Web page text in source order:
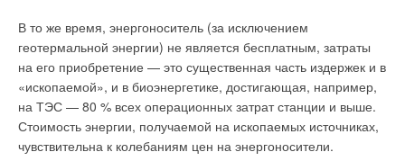
В то же время, энергоноситель (за исключением
геотермальной энергии) не является бесплатным, затраты
на его приобретение — это существенная часть издержек и в
«ископаемой», и в биоэнергетике, достигающая, например,
на ТЭС — 80 % всех операционных затрат станции и выше.
Стоимость энергии, получаемой на ископаемых источниках,
чувствительна к колебаниям цен на энергоносители.